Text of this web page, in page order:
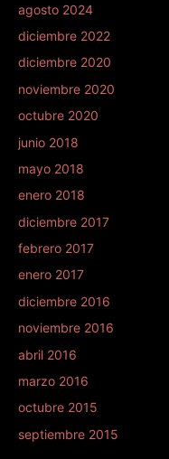
agosto 2024
diciembre 2022
diciembre 2020
noviembre 2020
octubre 2020
junio 2018
mayo 2018
enero 2018
diciembre 2017
febrero 2017
enero 2017
diciembre 2016
noviembre 2016
abril 2016
marzo 2016
octubre 2015
septiembre 2015